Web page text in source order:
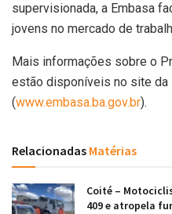
supervisionada, a Embasa
jovens no mercado de
Mais informações sobre o
estão disponíveis no site da
(www.embasa.ba.gov.br).
Relacionadas Matérias
Coité –
409 e atropela